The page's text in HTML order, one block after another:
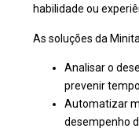
habilidade ou
As soluções da
Analisar o
prevenir
Automatizar
desempenho